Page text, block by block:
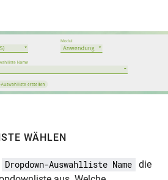
WÄHLEN
Dropdown-Auswahlliste Name
die